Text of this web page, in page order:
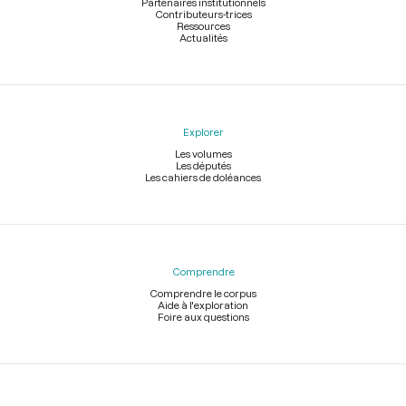
Contributeurs-trices
Ressources
Actualités
Explorer
Les volumes
Les députés
Les cahiers de doléances
Comprendre
Comprendre le corpus
Aide à l'exploration
Foire aux questions